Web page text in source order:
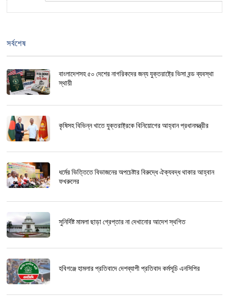
সর্বশেষ
বাংলাদেশসহ ৫০ দেশের নাগরিকদের জন্য যুক্তরাষ্ট্রে ভিসা বন্ড ব্যবস্থা
স্থায়ী
কৃষিসহ বিভিন্ন খাতে যুক্তরাষ্ট্রকে বিনিয়োগের আহ্বান প্রধানমন্ত্রীর
ধর্মের ভিত্তিতে বিভাজনের অপচেষ্টার বিরুদ্ধে ঐক্যবদ্ধ থাকার আহ্বান
ফখরুলের
সুনির্দিষ্ট মামলা ছাড়া গ্রেপ্তার না দেখানোর আদেশ স্থগিত
হবিগঞ্জে হামলার প্রতিবাদে দেশব্যাপী প্রতিবাদ কর্মসূচি এনসিপির